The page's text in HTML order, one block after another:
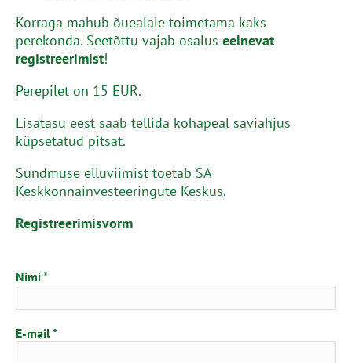
Korraga mahub õuealale toimetama kaks
perekonda. Seetõttu vajab osalus eelnevat
registreerimist!
Perepilet on 15 EUR.
Lisatasu eest saab tellida kohapeal saviahjus
küpsetatud pitsat.
Sündmuse elluviimist toetab SA
Keskkonnainvesteeringute Keskus.
Registreerimisvorm
Nimi
E-mail